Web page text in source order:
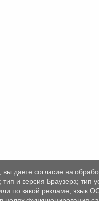
даете согласие на
и версия Браузера; тип
по какой рекламе; язык